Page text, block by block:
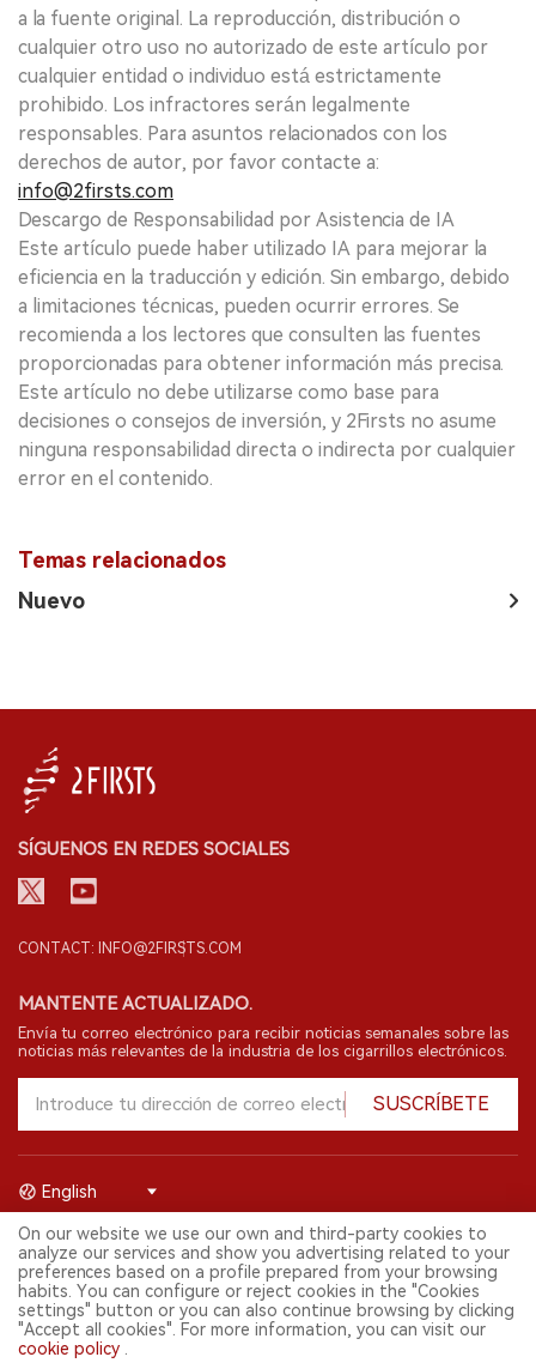
a la fuente original. La reproducción, distribución o
cualquier otro uso no autorizado de este artículo por
cualquier entidad o individuo está estrictamente
prohibido. Los infractores serán legalmente
responsables. Para asuntos relacionados con los
derechos de autor, por favor contacte a:
info@2firsts.com
Descargo de Responsabilidad por Asistencia de IA
Este artículo puede haber utilizado IA para mejorar la
eficiencia en la traducción y edición. Sin embargo, debido
a limitaciones técnicas, pueden ocurrir errores. Se
recomienda a los lectores que consulten las fuentes
proporcionadas para obtener información más precisa.
Este artículo no debe utilizarse como base para
decisiones o consejos de inversión, y 2Firsts no asume
ninguna responsabilidad directa o indirecta por cualquier
error en el contenido.
Temas relacionados
Nuevo
SÍGUENOS EN REDES SOCIALES
CONTACT: INFO@2FIRSTS.COM
MANTENTE ACTUALIZADO.
Envía tu correo electrónico para recibir noticias semanales sobre las
noticias más relevantes de la industria de los cigarrillos electrónicos.
SUSCRÍBETE
© 2026 Shenzhen 2FIRSTS Technology Co.,Ltd. Todos los derechos
reservados.
2FIRSTS solo es accesible para profesionales de la industria,
investigadores, medios y otros profesionales. El acceso por menores
está prohibido.
Este sitio web presta servicios a usuarios fuera del territorio chino
continental. Para usuarios en la China continental, por favor
English
On our website we use our own and third-party cookies to
analyze our services and show you advertising related to your
preferences based on a profile prepared from your browsing
habits. You can configure or reject cookies in the "Cookies
settings" button or you can also continue browsing by clicking
"Accept all cookies". For more information, you can visit our
cookie policy